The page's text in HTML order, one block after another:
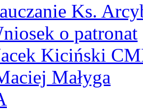
Ks.
o patronat
Kiciński
Małyga